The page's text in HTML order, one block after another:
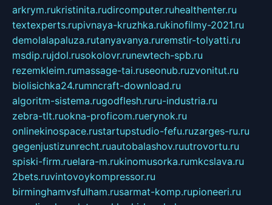
arkrym.rukristinita.rudircomputer.ruhealthenter.ru
textexperts.rupivnaya-kruzhka.rukinofilmy-2021.ru
demolalapaluza.rutanyavanya.ruremstir-tolyatti.ru
msdip.rujdol.rusokolovr.runewtech-spb.ru
rezemkleim.rumassage-tai.ruseonub.ruzvonitut.ru
biolisichka24.rumncraft-download.ru
algoritm-sistema.rugodflesh.ruru-industria.ru
zebra-tlt.ruokna-proficom.ruerynok.ru
onlinekinospace.rustartupstudio-fefu.ruzarges-ru.ru
gegenjustizunrecht.ruautobalashov.ruutrovortu.ru
spiski-firm.ruelara-m.rukinomusorka.rumkcslava.ru
2bets.ruvintovoykompressor.ru
birminghamvsfulham.rusarmat-komp.rupioneeri.ru